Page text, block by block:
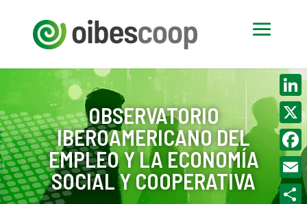
OBSERVATORIO
IBEROAMERICANO DEL
EMPLEO Y LA ECONOMÍA
SOCIAL Y COOPERATIVA
X
Email